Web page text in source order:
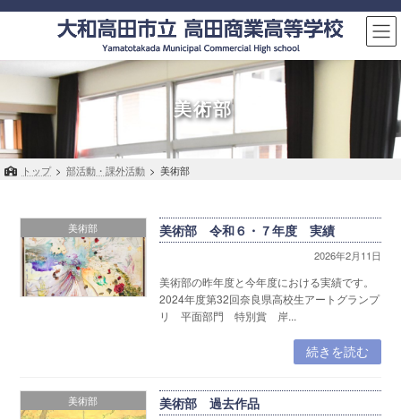
コ
ン
へ
ス
キ
ッ
プ
ナ
ー
ョ
ン
に
移
動
美術部
トップ > 部活動・課外活動 > 美術部
美術部 美術部 令和６・７年度 実績
2026年2月11日
美術部の昨年度と今年度における実績です。
2024年度第32回奈良県高校生アートグランプ
リ 平面部門 特別賞 岸...
続きを読む
美術部 美術部 過去作品